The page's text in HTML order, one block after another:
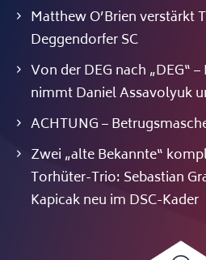
Matthew O’Brien verstärkt
Deggendorfer SC
Von der DEG nach „DEG“
nimmt Daniel Assavolyuk
ACHTUNG –
Zwei „alte Bekannte“
Torhüter-Trio: Sebastian
Kapicak neu im DSC-Kader